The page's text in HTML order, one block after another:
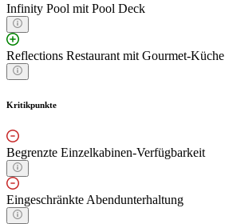
Infinity Pool mit Pool Deck
Reflections Restaurant mit Gourmet-Küche
Kritikpunkte
Begrenzte Einzelkabinen-Verfügbarkeit
Eingeschränkte Abendunterhaltung